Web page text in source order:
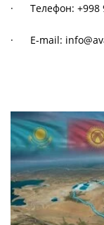
· Телефон: +998
· E-mail: